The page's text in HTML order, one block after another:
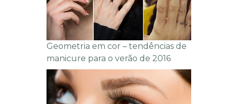
Geometria em cor – tendências de
manicure para o verão de 2016